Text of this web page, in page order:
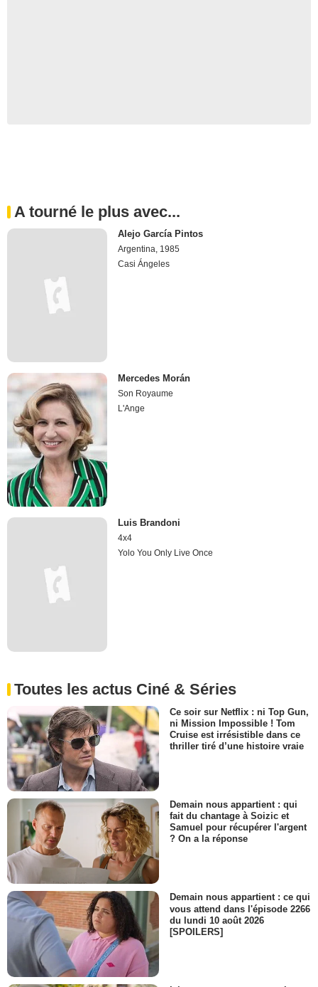
A tourné le plus avec...
Alejo García Pintos
Argentina, 1985
Casi Ángeles
Mercedes Morán
Son Royaume
L'Ange
Luis Brandoni
4x4
Yolo You Only Live Once
Toutes les actus Ciné & Séries
Ce soir sur Netflix : ni Top Gun,
ni Mission Impossible ! Tom
Cruise est irrésistible dans ce
thriller tiré d’une histoire vraie
Demain nous appartient : qui
fait du chantage à Soizic et
Samuel pour récupérer l'argent
? On a la réponse
Demain nous appartient : ce qui
vous attend dans l'épisode 2266
du lundi 10 août 2026
[SPOILERS]